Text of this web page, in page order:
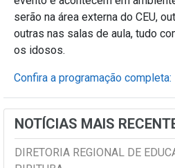
serão na área externa do CEU,
outras nas salas de aula, tudo
os idosos.
Confira a programação completa:
NOTÍCIAS MAIS
DIRETORIA REGIONAL DE